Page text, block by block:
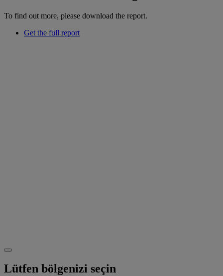
To find out more, please download the report.
Get the full report
Lütfen bölgenizi seçin